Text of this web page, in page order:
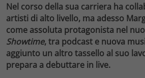
Nel corso della sua carriera ha
artisti di alto livello, ma adesso
come assoluta protagonista nel
Showtime, tra podcast e nuova
aggiunto un altro tassello al suo
prepara a debuttare in live.